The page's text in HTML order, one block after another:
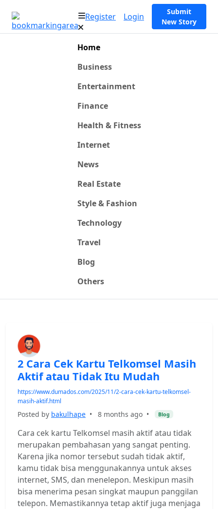
Register Login
Submit
New Story
Home
Business
Entertainment
Finance
Health & Fitness
Internet
News
Real Estate
Style & Fashion
Technology
Travel
Blog
Others
2 Cara Cek Kartu Telkomsel Masih
Aktif atau Tidak Itu Mudah
https://www.dumados.com/2025/11/2-cara-cek-kartu-telkomsel-
masih-aktif.html
Posted by bakulhape • 8 months ago • Blog
Cara cek kartu Telkomsel masih aktif atau tidak
merupakan pembahasan yang sangat penting.
Karena jika nomor tersebut sudah tidak aktif,
kamu tidak bisa menggunakannya untuk akses
internet, SMS, dan menelepon. Meskipun masih
bisa menerima pesan singkat maupun panggilan
telepon. Memastikannya tetap aktif juga menjaga